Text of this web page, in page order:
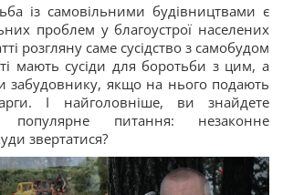
із самовільними будівництвами є
проблем у благоустрої населених
розгляну саме сусідство з самобудом
мають сусіди для боротьби з цим, а
забудовнику, якщо на нього подають
І найголовніше, ви знайдете
популярне питання: незаконне
звертатися?